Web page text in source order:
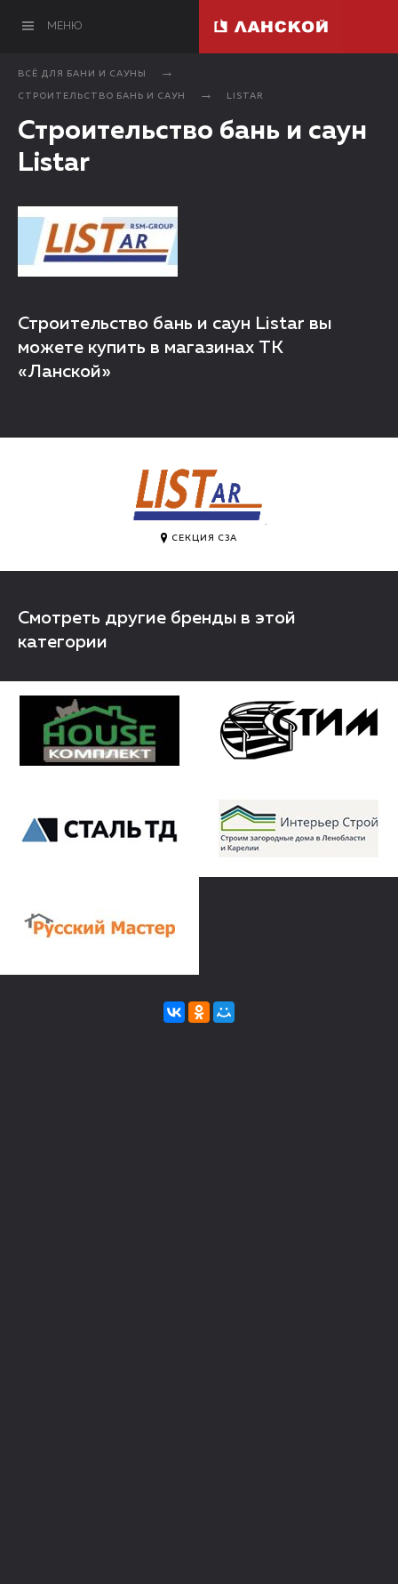
МЕНЮ
ВСЁ ДЛЯ БАНИ И САУНЫ
СТРОИТЕЛЬСТВО БАНЬ И САУН LISTAR
Строительство бань и саун
Listar
Строительство бань и саун Listar вы
можете купить в магазинах ТК
«Ланской»
.
СЕКЦИЯ C3A
Смотреть другие бренды в этой
категории